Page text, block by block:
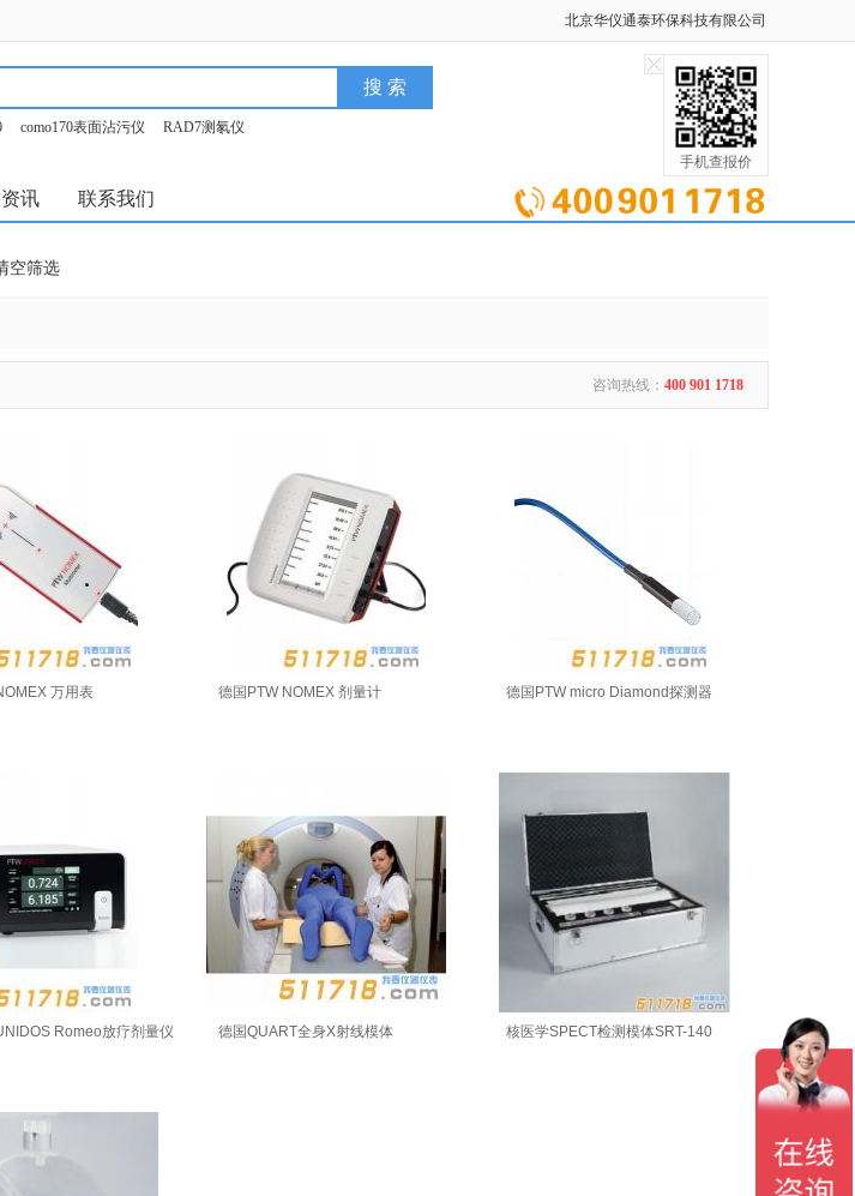
北京华仪通泰环保科技有限公司
como170表面沾污仪
RAD7测氡仪
手机查报价
讯 联系我们
空筛选
咨询热线： 400 901 1718
万用表 德国PTW NOMEX 剂量计 德国PTW micro Diamond探测器
Romeo放疗剂量仪 德国QUART全身X射线模体 核医学SPECT检测模体SRT-140